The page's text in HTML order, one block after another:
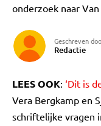
onderzoek naar
Geschreven
Redactie
LEES OOK: ‘Dit is
Vera Bergkamp en
schriftelijke vragen